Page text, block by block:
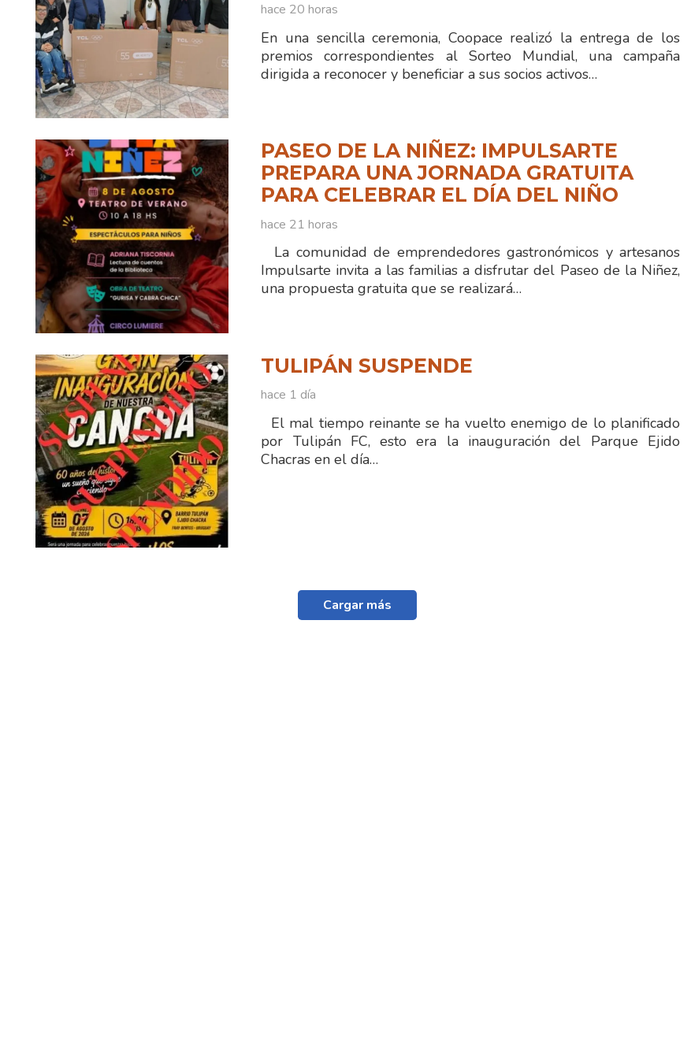
hace 20 horas
En una sencilla ceremonia, Coopace realizó la entrega de los
premios correspondientes al Sorteo Mundial, una campaña
dirigida a reconocer y beneficiar a sus socios activos…
PASEO DE LA NIÑEZ: IMPULSARTE
PREPARA UNA JORNADA GRATUITA
PARA CELEBRAR EL DÍA DEL NIÑO
hace 21 horas
La comunidad de emprendedores gastronómicos y artesanos
Impulsarte invita a las familias a disfrutar del Paseo de la Niñez,
una propuesta gratuita que se realizará…
TULIPÁN SUSPENDE
hace 1 día
El mal tiempo reinante se ha vuelto enemigo de lo planificado
por Tulipán FC, esto era la inauguración del Parque Ejido
Chacras en el día…
Cargar más